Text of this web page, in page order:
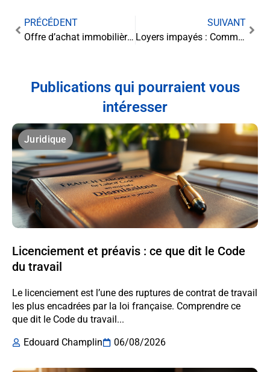
PRÉCÉDENT
Offre d’achat immobilière : Votre porte d’entrée vers la propriété
SUIVANT
Loyers impayés : Comment l’assurance révolutionne le recouvrement
Publications qui pourraient vous
intéresser
Juridique
Licenciement et préavis : ce que dit le Code
du travail
Le licenciement est l’une des ruptures de contrat de travail
les plus encadrées par la loi française. Comprendre ce
que dit le Code du travail...
Edouard Champlin
06/08/2026